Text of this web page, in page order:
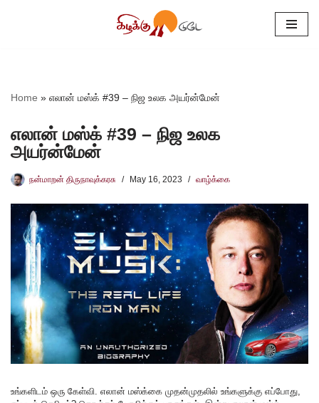
Home » எலான் மஸ்க் #39 – நிஜ உலக அயர்ன்மேன்
எலான் மஸ்க் #39 – நிஜ உலக
அயர்ன்மேன்
நன்மாறன் திருநாவுக்கரசு May 16, 2023 வாழ்க்கை
உங்களிடம் ஒரு கேள்வி. எலான் மஸ்க்கை முதன்முதலில் உங்களுக்கு எப்போது,